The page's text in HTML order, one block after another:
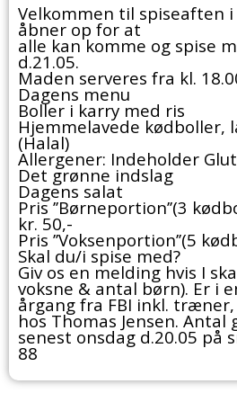
Velkommen til spiseaften i
åbner op for at
alle kan komme og spise
d.21.05.
Maden serveres fra kl.
Dagens menu
Boller i karry med ris
Hjemmelavede kødboller,
(Halal)
Allergener: Indeholder
Det grønne indslag
Dagens salat
Pris ’’Børneportion’’(3
kr. 50,-
Pris ’’Voksenportion’’(5
Skal du/i spise med?
Giv os en melding hvis I
voksne & antal børn). Er i
årgang fra FBI inkl.
hos Thomas Jensen. Antal
senest onsdag d.20.05 på
88